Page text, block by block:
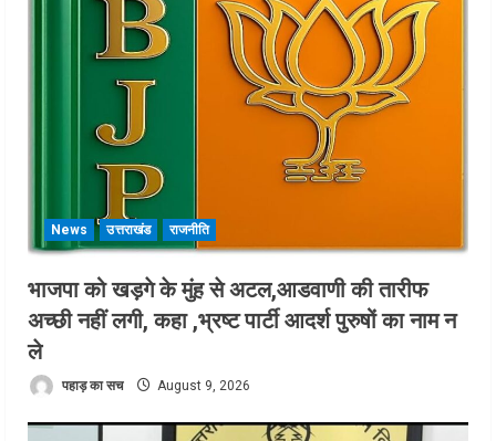
News उत्तराखंड राजनीति
भाजपा को खड़गे के मुंह से अटल,आडवाणी की तारीफ
अच्छी नहीं लगी, कहा ,भ्रष्ट पार्टी आदर्श पुरुषों का नाम न
ले
पहाड़ का सच August 9, 2026